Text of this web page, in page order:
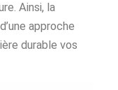
Ainsi, la
approche
durable vos